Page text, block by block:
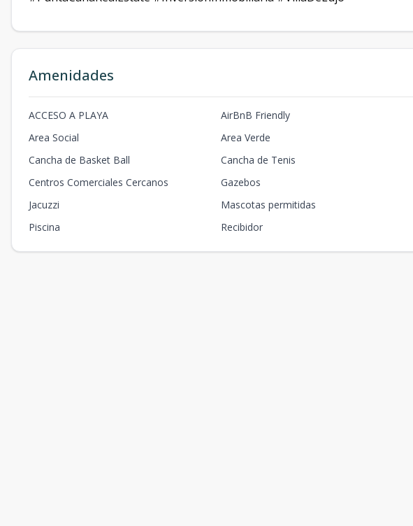
Amenidades
ACCESO A PLAYA AirBnB Friendly
Area Social
Area Verde
Cancha de Basket Ball
Cancha de Tenis
Centros Comerciales Cercanos
Gazebos
Jacuzzi
Mascotas permitidas
Piscina
Recibidor